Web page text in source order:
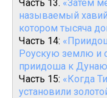
Часть 13. «Затем
называемый
котором тысяча
Часть 14:
Роускую землю и
приидоша к
Часть 15: «Когда
установили